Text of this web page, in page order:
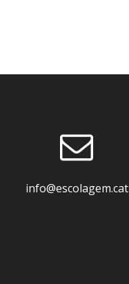
info@escolagem.cat